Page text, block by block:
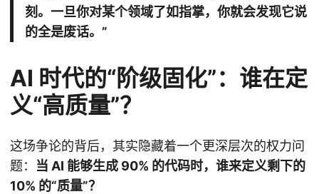
刻。一旦你对某个领域了如指掌，你就会发现它说
的全是废话。”
AI 时代的“阶级固化”：谁在定
义“高质量”？
这场争论的背后，其实隐藏着一个更深层次的权力问
题： 当 AI 能够生成 90% 的代码时，谁来定义剩下的
10% 的“质量”？